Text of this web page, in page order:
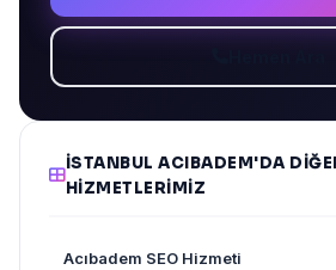
İSTANBUL ACIBADEM'DA
HIZMETLERIMIZ
Acıbadem SEO Hizmeti